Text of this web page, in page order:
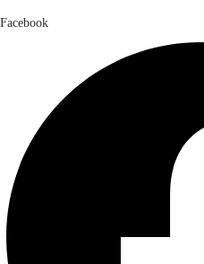
Facebook